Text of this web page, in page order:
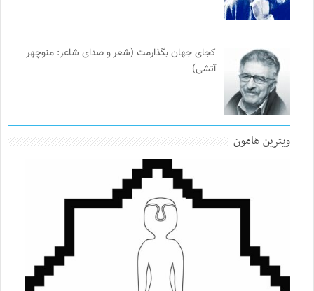
کجای جهان بگذارمت (شعر و صدای شاعر: منوچهر
آتشی)
ویترین هامون